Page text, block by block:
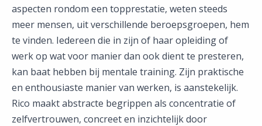
aspecten rondom een topprestatie, weten steeds
meer mensen, uit verschillende beroepsgroepen, hem
te vinden. Iedereen die in zijn of haar opleiding of
werk op wat voor manier dan ook dient te presteren,
kan baat hebben bij mentale training. Zijn praktische
en enthousiaste manier van werken, is aanstekelijk.
Rico maakt abstracte begrippen als concentratie of
zelfvertrouwen, concreet en inzichtelijk door